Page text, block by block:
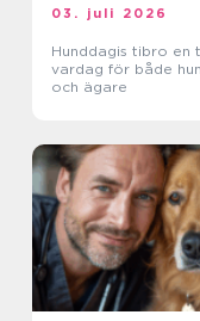
03. juli 2026
Hunddagis tibro en trygg
vardag för både
och ägare